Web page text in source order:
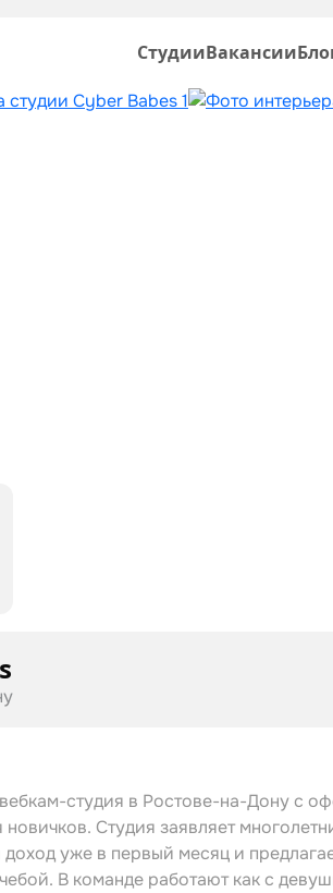
СтудииВакансии
студия в Ростове-на-Дону с
Студия заявляет
доход уже в первый месяц и
В команде работают как с